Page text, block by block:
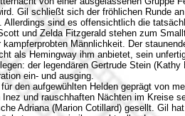
Gil schließt sich der fröhlichen Runde
Allerdings sind es offensichtlich die
und Zelda Fitzgerald stehen zum
kampferprobten Männlichkeit. Der
als Hemingway ihm anbietet, sein
der legendären Gertrude Stein
ein- und ausging.
den aufgewühlten Helden geprägt von
Inez und rauschhaften Nächten im Kreise
Adriana (Marion Cotillard) gesellt. Gil